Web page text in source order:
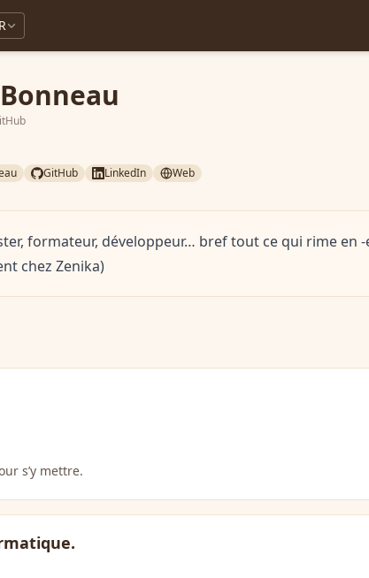
GitHub LinkedIn Web
formateur, développeur… bref tout ce qui rime en
chez Zenika)
s’y mettre.